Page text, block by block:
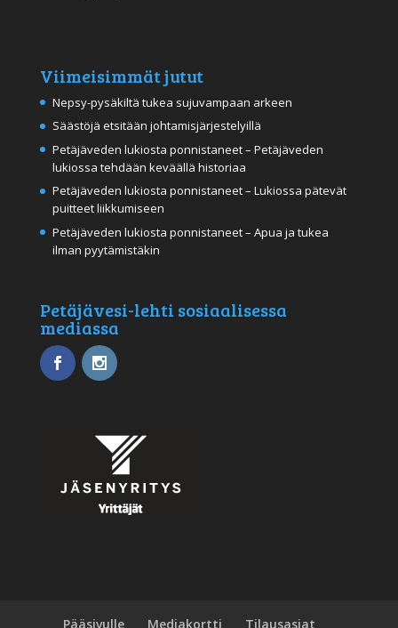
Viimeisimmät jutut
Nepsy-pysäkiltä tukea sujuvampaan arkeen
Säästöjä etsitään johtamisjärjestelyillä
Petäjäveden lukiosta ponnistaneet – Petäjäveden
lukiossa tehdään keväällä historiaa
Petäjäveden lukiosta ponnistaneet – Lukiossa pätevät
puitteet liikkumiseen
Petäjäveden lukiosta ponnistaneet – Apua ja tukea
ilman pyytämistäkin
Petäjävesi-lehti sosiaalisessa
mediassa
Pääsivulle Mediakortti Tilausasiat